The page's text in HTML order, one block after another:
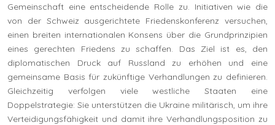
Gemeinschaft eine entscheidende Rolle zu. Initiativen wie die
von der Schweiz ausgerichtete Friedenskonferenz versuchen,
einen breiten internationalen Konsens über die Grundprinzipien
eines gerechten Friedens zu schaffen. Das Ziel ist es, den
diplomatischen Druck auf Russland zu erhöhen und eine
gemeinsame Basis für zukünftige Verhandlungen zu definieren.
Gleichzeitig verfolgen viele westliche Staaten eine
Doppelstrategie: Sie unterstützen die Ukraine militärisch, um ihre
Verteidigungsfähigkeit und damit ihre Verhandlungsposition zu